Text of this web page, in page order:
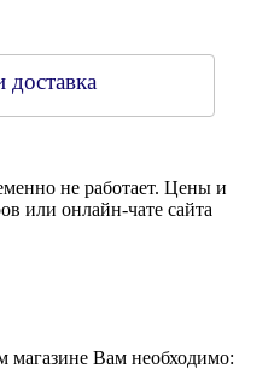
доставка
не работает. Цены и
или онлайн-чате сайта
магазине Вам необходимо: